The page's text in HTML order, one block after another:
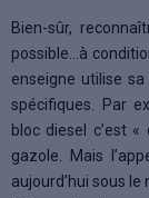
Bien-sûr,
possible…à
enseigne utilise
spécifiques. Par
bloc diesel c’est
gazole. Mais
aujourd’hui sous